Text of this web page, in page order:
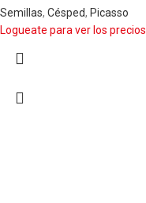
Semillas, Césped, Picasso
Logueate para ver los precios